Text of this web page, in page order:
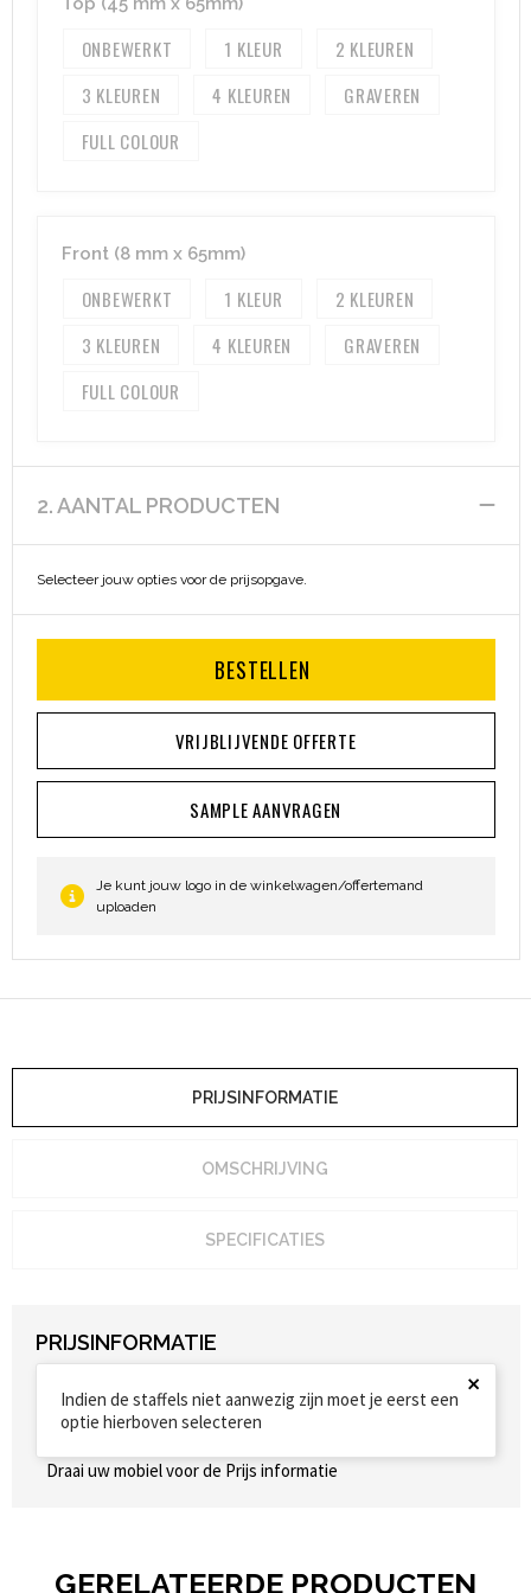
Aktetassen
Promotietassen
Collegetassen
Kledingtassen
Trolleys
Hygiëne en Persoonlijke verzorging
Valbeveiliging
ONBEWERKT 1
2
3
4
GRAVEREN
FULL COLOUR
Front (8 mm x 65mm)
ONBEWERKT 1
2
3
4
GRAVEREN
FULL COLOUR
2. AANTAL PRODUCTEN
Selecteer jouw opties voor de prijsopgave.
BESTELLEN
VRIJBLIJVENDE OFFERTE
SAMPLE AANVRAGEN
Je kunt jouw logo in de winkelwagen/offertemand
uploaden
PRIJSINFORMATIE
OMSCHRIJVING
SPECIFICATIES
PRIJSINFORMATIE
Indien de staffels niet aanwezig zijn moet je eerst een
optie hierboven selecteren
×
Draai uw mobiel voor de Prijs informatie
GERELATEERDE PRODUCTEN